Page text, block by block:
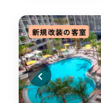
新規改装の客室